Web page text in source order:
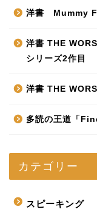
洋書 Mummy
洋書 THE
シリーズ2作目
洋書 THE
多読の王道「
カテゴリー
スピーキング